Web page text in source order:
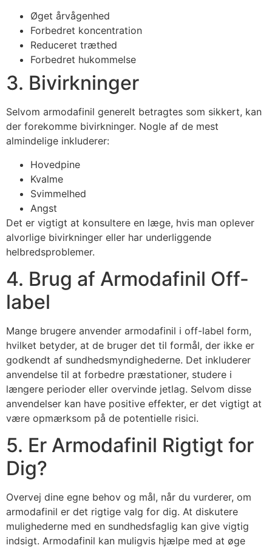
Øget årvågenhed
Forbedret koncentration
Reduceret træthed
Forbedret hukommelse
3. Bivirkninger
Selvom armodafinil generelt betragtes som sikkert, kan
der forekomme bivirkninger. Nogle af de mest
almindelige inkluderer:
Hovedpine
Kvalme
Svimmelhed
Angst
Det er vigtigt at konsultere en læge, hvis man oplever
alvorlige bivirkninger eller har underliggende
helbredsproblemer.
4. Brug af Armodafinil Off-
label
Mange brugere anvender armodafinil i off-label form,
hvilket betyder, at de bruger det til formål, der ikke er
godkendt af sundhedsmyndighederne. Det inkluderer
anvendelse til at forbedre præstationer, studere i
længere perioder eller overvinde jetlag. Selvom disse
anvendelser kan have positive effekter, er det vigtigt at
være opmærksom på de potentielle risici.
5. Er Armodafinil Rigtigt for
Dig?
Overvej dine egne behov og mål, når du vurderer, om
armodafinil er det rigtige valg for dig. At diskutere
mulighederne med en sundhedsfaglig kan give vigtig
indsigt. Armodafinil kan muligvis hjælpe med at øge